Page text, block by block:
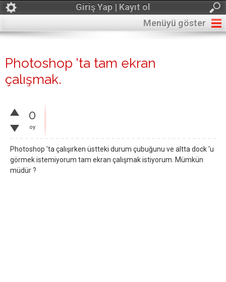
Giriş Yap | Kayıt ol
Menüyü göster
Photoshop 'ta tam ekran
çalışmak.
0
oy
Photoshop 'ta çalışırken üstteki durum çubuğunu ve altta dock 'u
görmek istemiyorum tam ekran çalışmak istiyorum. Mümkün
müdür ?